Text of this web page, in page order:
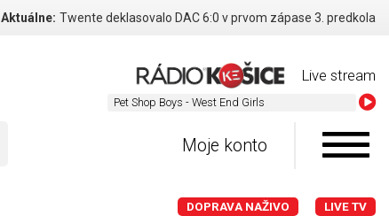
Aktuálne: Twente deklasovalo DAC 6:0 v prvom zápase 3. predkola
Live stream
Pet Shop
Moje konto
DOPRAVA NAŽIVO LIVE TV